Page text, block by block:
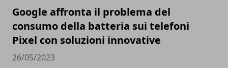
Google affronta il problema del
consumo della batteria sui telefoni
Pixel con soluzioni innovative
26/05/2023